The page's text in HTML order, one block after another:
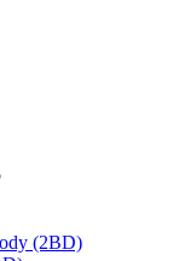
(2BD)